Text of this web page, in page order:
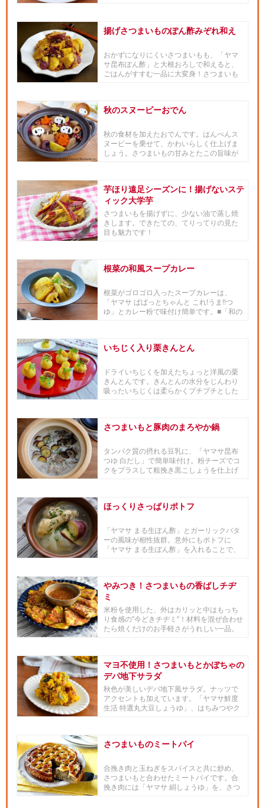
揚げさつまいものぽん酢みぞれ和え
おかずになりにくいさつまいもも、「ヤマ
サ昆布ぽん酢」と大根おろしで和えると、
ごはんがすすむ一品に大変身！さつまいも
秋のスヌーピーおでん
秋の食材を加えたおでんです。はんぺんス
ヌーピーを乗せて、かわいらしく仕上げま
しょう。さつまいもの甘みとたこの旨味が
芋ほり遠足シーズンに！揚げないステ
ィック大学芋
さつまいもを揚げずに、少ない油で蒸し焼
きします。できたての、てりってりの見た
目も魅力です！
根菜の和風スープカレー
根菜がゴロゴロ入ったスープカレーは、
「ヤマサ ぱぱっとちゃんと これ!うま!!つ
ゆ」とカレー粉で味付け簡単です。■「和の
いちじく入り栗きんとん
ドライいちじくを加えたちょっと洋風の栗
きんとんです。きんとんの水分をじんわり
吸ったいちじくは柔らかくプチプチとした
さつまいもと豚肉のまろやか鍋
タンパク質の摂れる豆乳に、「ヤマサ昆布
つゆ 白だし」で簡単味付け。粉チーズでコ
クをプラスして粗挽き黒こしょうを仕上げ
ほっくりさっぱりポトフ
「ヤマサ まる生ぽん酢」とガーリックバタ
ーの風味が相性抜群。意外にもポトフに
「ヤマサ まる生ぽん酢」を入れることで、
やみつき！さつまいもの香ばしチヂ
ミ
米粉を使用した、外はカリッと中はもっち
り食感の”今どきチヂミ”！材料を混ぜ合わせ
たら焼くだけのお手軽さがうれしい一品。
マヨ不使用！さつまいもとかぼちゃの
デパ地下サラダ
秋色が美しいデパ地下風サラダ。ナッツで
アクセントも加えています。「ヤマサ鮮度
生活 特選丸大豆しょうゆ」、はちみつやク
さつまいものミートパイ
合挽き肉と玉ねぎをスパイスと共に炒め、
さつまいもと合わせたミートパイです。合
挽き肉には「ヤマサ 絹しょうゆ」を、さつ